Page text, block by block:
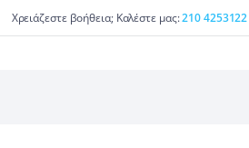
Χρειάζεστε βοήθεια; Καλέστε μας:210 4253122